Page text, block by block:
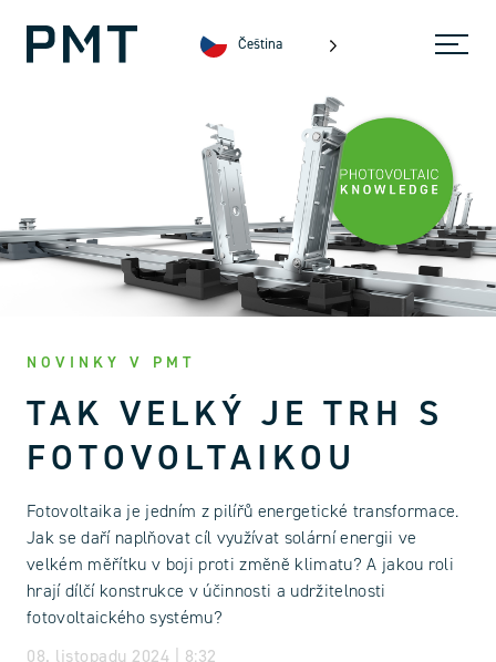
Čeština
NOVINKY V PMT
TAK VELKÝ JE TRH S
FOTOVOLTAIKOU
Fotovoltaika je jedním z pilířů energetické transformace.
Jak se daří naplňovat cíl využívat solární energii ve
velkém měřítku v boji proti změně klimatu? A jakou roli
hrají dílčí konstrukce v účinnosti a udržitelnosti
fotovoltaického systému?
08. listopadu 2024 | 8:32